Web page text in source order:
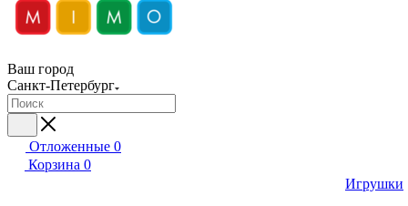
Ваш город
Санкт-Петербург
Отложенные 0
Корзина 0
Игрушки